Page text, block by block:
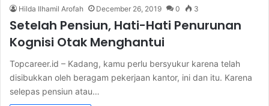
Hilda Ilhamil Arofah December 26, 2019 0 3
Setelah Pensiun, Hati-Hati Penurunan
Kognisi Otak Menghantui
Topcareer.id – Kadang, kamu perlu bersyukur karena telah
disibukkan oleh beragam pekerjaan kantor, ini dan itu. Karena
selepas pensiun atau…